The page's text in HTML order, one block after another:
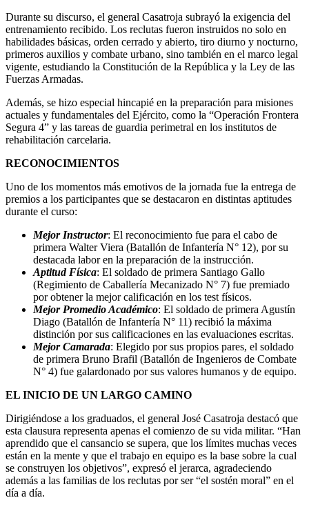
Durante su discurso, el general Casatroja subrayó la exigencia del
entrenamiento recibido. Los reclutas fueron instruidos no solo en
habilidades básicas, orden cerrado y abierto, tiro diurno y nocturno,
primeros auxilios y combate urbano, sino también en el marco legal
vigente, estudiando la Constitución de la República y la Ley de las
Fuerzas Armadas.
Además, se hizo especial hincapié en la preparación para misiones
actuales y fundamentales del Ejército, como la “Operación Frontera
Segura 4” y las tareas de guardia perimetral en los institutos de
rehabilitación carcelaria.
RECONOCIMIENTOS
Uno de los momentos más emotivos de la jornada fue la entrega de
premios a los participantes que se destacaron en distintas aptitudes
durante el curso:
Mejor Instructor: El reconocimiento fue para el cabo de
primera Walter Viera (Batallón de Infantería N° 12), por su
destacada labor en la preparación de la instrucción.
Aptitud Física: El soldado de primera Santiago Gallo
(Regimiento de Caballería Mecanizado N° 7) fue premiado
por obtener la mejor calificación en los test físicos.
Mejor Promedio Académico: El soldado de primera Agustín
Diago (Batallón de Infantería N° 11) recibió la máxima
distinción por sus calificaciones en las evaluaciones escritas.
Mejor Camarada: Elegido por sus propios pares, el soldado
de primera Bruno Brafil (Batallón de Ingenieros de Combate
N° 4) fue galardonado por sus valores humanos y de equipo.
EL INICIO DE UN LARGO CAMINO
Dirigiéndose a los graduados, el general José Casatroja destacó que
esta clausura representa apenas el comienzo de su vida militar. “Han
aprendido que el cansancio se supera, que los límites muchas veces
están en la mente y que el trabajo en equipo es la base sobre la cual
se construyen los objetivos”, expresó el jerarca, agradeciendo
además a las familias de los reclutas por ser “el sostén moral” en el
día a día.